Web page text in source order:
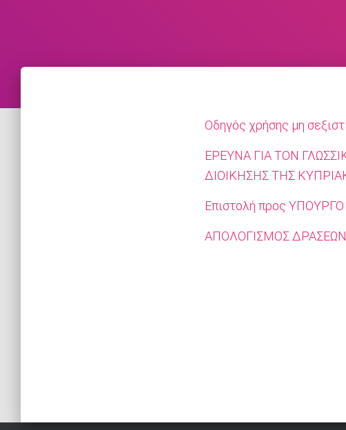
Οδηγός χρήσης μη
ΕΡΕΥΝΑ ΓΙΑ ΤΟΝ
ΔΙΟΙΚΗΣΗΣ ΤΗΣ
Επιστολή προς ΥΠΟΥΡΓΟ
ΑΠΟΛΟΓΙΣΜΟΣ ΔΡΑΣΕΩΝ